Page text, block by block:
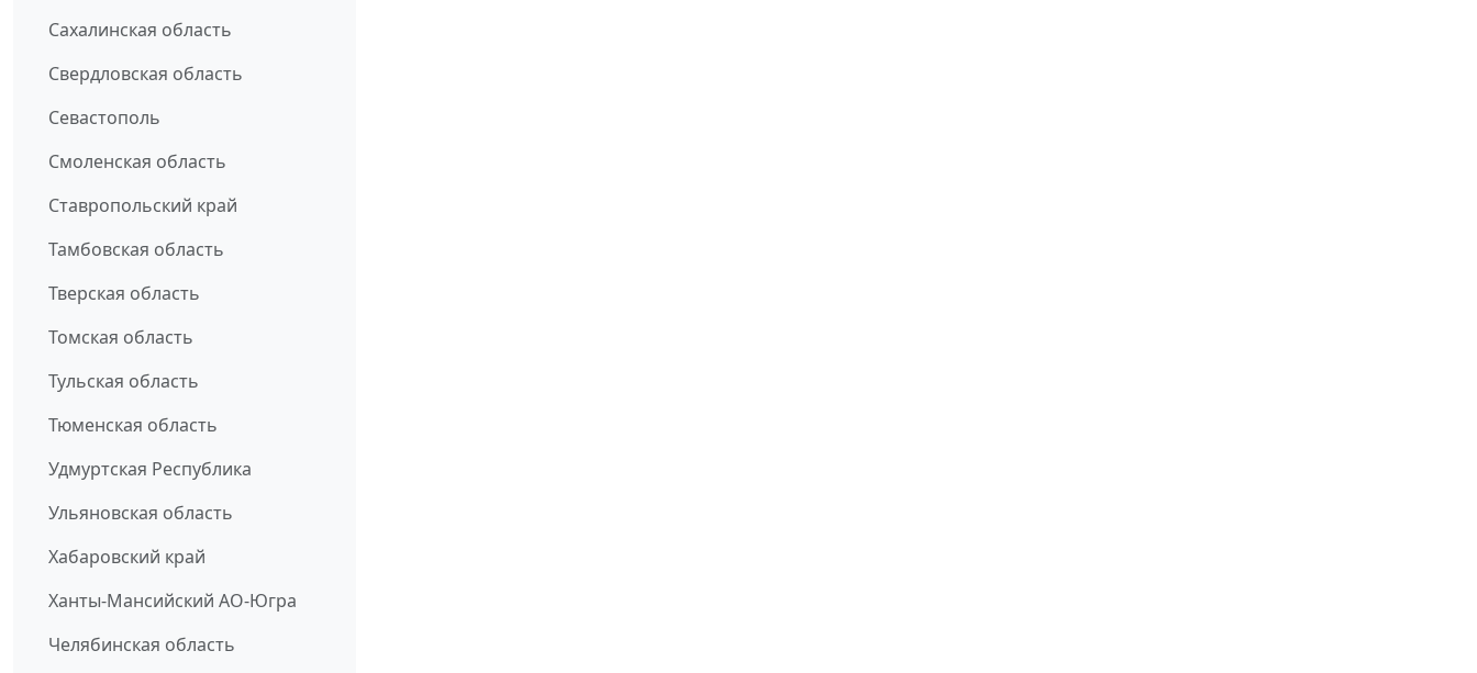
Сахалинская область
Свердловская область
Севастополь
Смоленская область
Ставропольский край
Тамбовская область
Тверская область
Томская область
Тульская область
Тюменская область
Удмуртская Республика
Ульяновская область
Хабаровский край
Ханты-Мансийский АО-Югра
Челябинская область